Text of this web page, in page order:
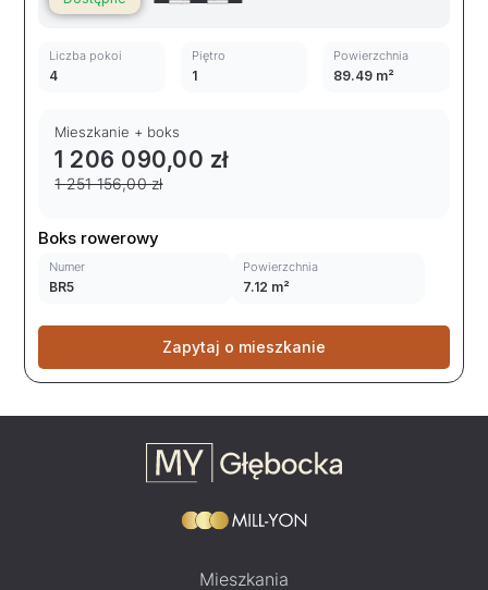
Liczba pokoi
4
Piętro
1
Powierzchnia
89.49 m²
Mieszkanie + boks
1 206 090,00 zł
1 251 156,00 zł
Boks rowerowy
Numer
BR5
Powierzchnia
7.12 m²
Zapytaj o mieszkanie
Mieszkania